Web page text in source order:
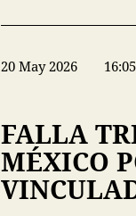
20 May 2026 16:05
FALLA
MÉXICO